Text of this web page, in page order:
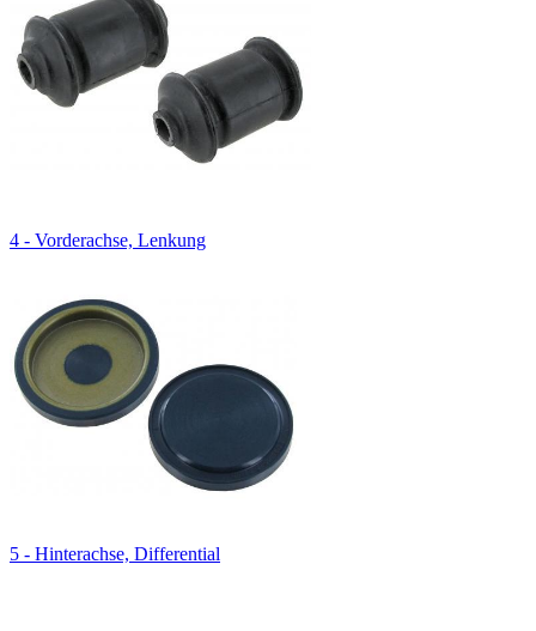
4 - Vorderachse, Lenkung
5 - Hinterachse, Differential